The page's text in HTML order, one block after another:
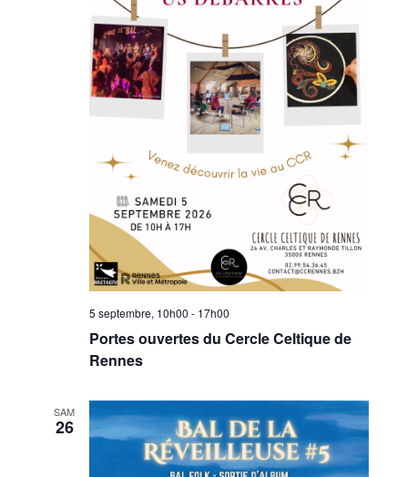
5 septembre, 10h00 - 17h00
Portes ouvertes du Cercle Celtique de
Rennes
SAM
26